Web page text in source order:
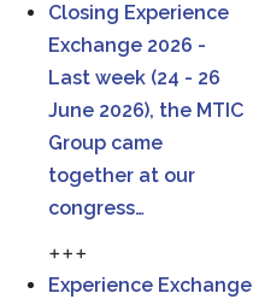
Closing Experience
Exchange 2026 -
Last week (24 - 26
June 2026), the MTIC
Group came
together at our
congress…
+++
Experience Exchange